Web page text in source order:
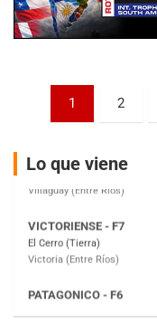
Paginación
entradas
1 2
Lo que viene
Ciudad de Trenque
Trenque Lauquen (Buenos
VICTORIENSE - F7
Victoria (Entre Ríos)
PATAGONICO - F6
Gral. E. Godoy (Río Negro)
CSK - F7
Humboldt (Santa Fe)